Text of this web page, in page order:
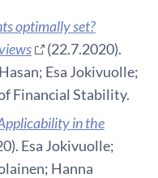
optimally set?
(22.7.2020).
Esa Jokivuolle;
Financial Stability.
in the
Esa Jokivuolle;
Hanna